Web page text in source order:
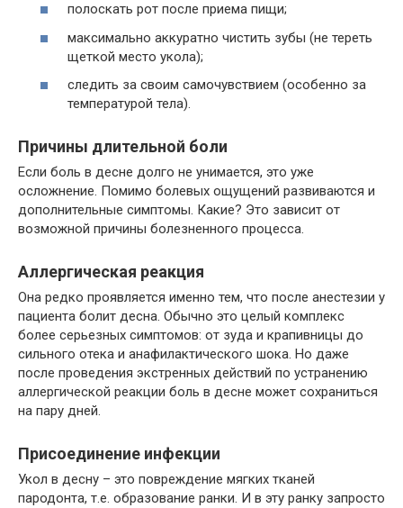
полоскать рот после приема пищи;
максимально аккуратно чистить зубы (не тереть
щеткой место укола);
следить за своим самочувствием (особенно за
температурой тела).
Причины длительной боли
Если боль в десне долго не унимается, это уже
осложнение. Помимо болевых ощущений развиваются и
дополнительные симптомы. Какие? Это зависит от
возможной причины болезненного процесса.
Аллергическая реакция
Она редко проявляется именно тем, что после анестезии у
пациента болит десна. Обычно это целый комплекс
более серьезных симптомов: от зуда и крапивницы до
сильного отека и анафилактического шока. Но даже
после проведения экстренных действий по устранению
аллергической реакции боль в десне может сохраниться
на пару дней.
Присоединение инфекции
Укол в десну – это повреждение мягких тканей
пародонта, т.е. образование ранки. И в эту ранку запросто